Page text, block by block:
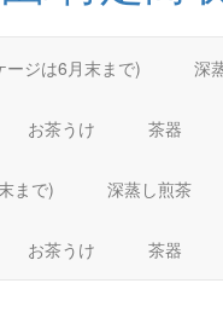
ージは6月末まで) 深
お茶うけ 茶器
まで) 深蒸し煎茶
お茶うけ 茶器